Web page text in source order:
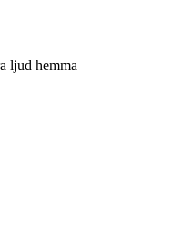
ljud hemma